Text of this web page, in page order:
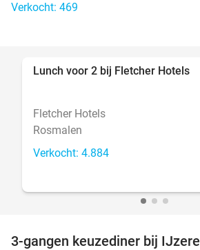
Verkocht: 469
Lunch voor 2 bij Fletcher Hotels
Fletcher Hotels
Rosmalen
Verkocht: 4.884
3-gangen keuzediner bij